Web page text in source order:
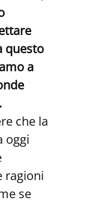
questo
a
che la
oggi
ragioni
se